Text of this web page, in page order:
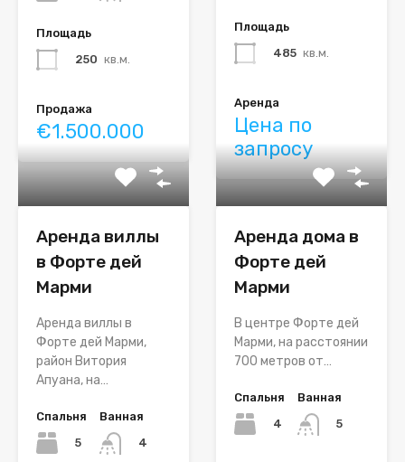
Площадь
250 кв.м.
Продажа
€1.500.000
Площадь
485 кв.м.
Аренда
Цена по
запросу
Аренда виллы
в Форте дей
Марми
Аренда виллы в
Форте дей Марми,
район Витория
Апуана, на…
Спальня
5
Ванная
4
Аренда дома в
Форте дей
Марми
В центре Форте дей
Марми, на расстоянии
700 метров от…
Спальня
4
Ванная
5